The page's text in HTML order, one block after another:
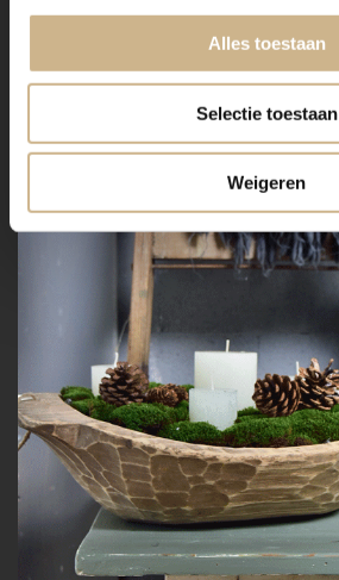
Alles toestaan
Selectie toestaan
Weigeren